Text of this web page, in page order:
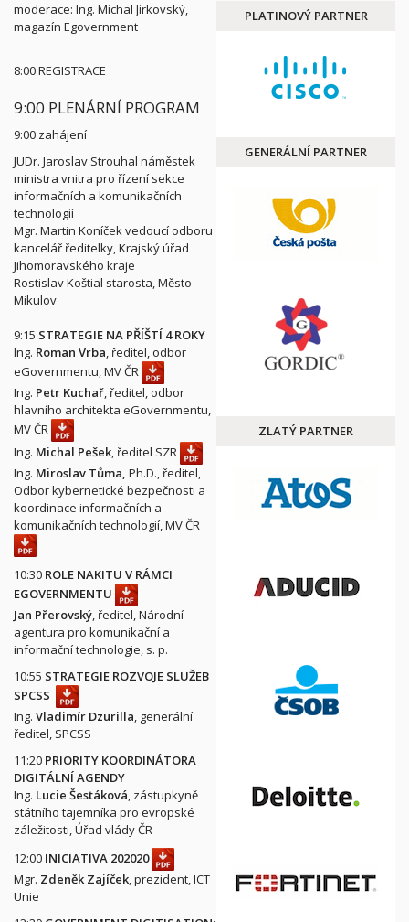
PLATINOVÝ PARTNER
GENERÁLNÍ PARTNER
ZLATÝ PARTNER
moderace: Ing. Michal Jirkovský,
magazín Egovernment
8:00 REGISTRACE
9:00 PLENÁRNÍ PROGRAM
9:00 zahájení
JUDr. Jaroslav Strouhal náměstek
ministra vnitra pro řízení sekce
informačních a komunikačních
technologií
Mgr. Martin Koníček vedoucí odboru
kancelář ředitelky, Krajský úřad
Jihomoravského kraje
Rostislav Koštial starosta, Město
Mikulov
9:15 STRATEGIE NA PŘÍŠTÍ 4 ROKY
Ing. Roman Vrba, ředitel, odbor
eGovernmentu, MV ČR
Ing. Petr Kuchař, ředitel, odbor
hlavního architekta eGovernmentu,
MV ČR
Ing. Michal Pešek, ředitel SZR
Ing. Miroslav Tůma, Ph.D., ředitel,
Odbor kybernetické bezpečnosti a
koordinace informačních a
komunikačních technologií, MV ČR
10:30 ROLE NAKITU V RÁMCI
EGOVERNMENTU
Jan Přerovský, ředitel, Národní
agentura pro komunikační a
informační technologie, s. p.
10:55 STRATEGIE ROZVOJE SLUŽEB
SPCSS
Ing. Vladimír Dzurilla, generální
ředitel, SPCSS
11:20 PRIORITY KOORDINÁTORA
DIGITÁLNÍ AGENDY
Ing. Lucie Šestáková, zástupkyně
státního tajemníka pro evropské
záležitosti, Úřad vlády ČR
12:00 INICIATIVA 202020
Mgr. Zdeněk Zajíček, prezident, ICT
Unie